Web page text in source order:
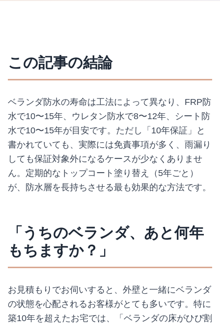
この記事の結論
ベランダ防水の寿命は工法によって異なり、FRP防
水で10〜15年、ウレタン防水で8〜12年、シート防
水で10〜15年が目安です。ただし「10年保証」と
書かれていても、実際には免責事項が多く、雨漏り
しても保証対象外になるケースが少なくありませ
ん。定期的なトップコート塗り替え（5年ごと）
が、防水層を長持ちさせる最も効果的な方法です。
「うちのベランダ、あと何年
もちますか？」
お見積もりでお伺いすると、外壁と一緒にベランダ
の状態を心配されるお客様がとても多いです。特に
築10年を超えたお宅では、「ベランダの床がひび割